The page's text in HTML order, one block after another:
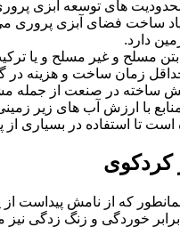
های توسعه آبزی پروری
زیاد ساخت فضای آبزی
دارد.
بتن مسلح و غیر مسلح و یا
زمان ساخت و هزینه در
ساخته در صنعت از جمله
با ارزش آب های زیر
تا استفاده در بسیاری
همانطور که از نامش پیداست
خوردگی و زنگ زدگی